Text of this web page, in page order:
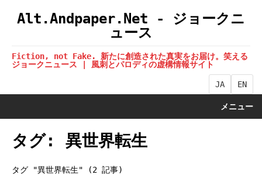
Alt.Andpaper.Net - ジョークニ
ュース
Fiction, not Fake. 新たに創造された真実をお届け。笑える
ジョークニュース | 風刺とパロディの虚構情報サイト
JA EN
メニュー
タグ: 異世界転生
タグ "異世界転生" (2 記事)